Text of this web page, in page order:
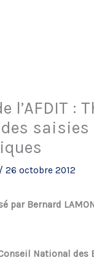
l’AFDIT :
saisies
/ 26 octobre 2012
par Bernard
National des